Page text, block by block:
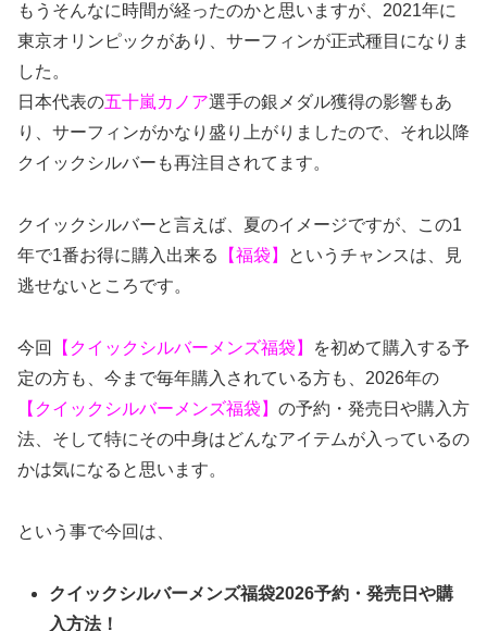
もうそんなに時間が経ったのかと思いますが、2021年に
東京オリンピックがあり、サーフィンが正式種目になりま
した。
日本代表の五十嵐カノア選手の銀メダル獲得の影響もあ
り、サーフィンがかなり盛り上がりましたので、それ以降
クイックシルバーも再注目されてます。
クイックシルバーと言えば、夏のイメージですが、この1
年で1番お得に購入出来る
【福袋】
というチャンスは、見
逃せないところです。
今回 【クイックシルバーメンズ福袋】
を初めて購入する予
定の方も、今まで毎年購入されている方も、2026年の
【クイックシルバーメンズ福袋】 の予約・発売日や購入方
法、そして特にその中身はどんなアイテムが入っているの
かは気になると思います。
という事で今回は、
クイックシルバーメンズ福袋2026予約・発売日や購
入方法！